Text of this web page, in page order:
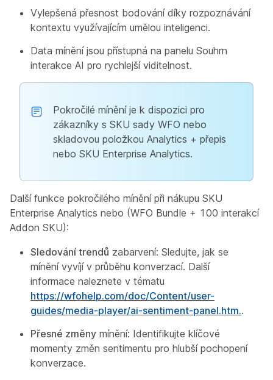
Vylepšená přesnost bodování díky rozpoznávání
kontextu využívajícím umělou inteligenci.
Data mínění jsou přístupná na panelu Souhrn
interakce AI pro rychlejší viditelnost.
Pokročilé mínění je k dispozici pro
zákazníky s SKU sady WFO nebo
skladovou položkou Analytics + přepis
nebo SKU Enterprise Analytics.
Další funkce pokročilého mínění při nákupu SKU
Enterprise Analytics nebo (WFO Bundle + 100 interakcí
Addon SKU):
Sledování trendů zabarvení: Sledujte, jak se
mínění vyvíjí v průběhu konverzací. Další
informace naleznete v tématu
https://wfohelp.com/doc/Content/user-
guides/media-player/ai-sentiment-panel.htm..
Přesné změny mínění: Identifikujte klíčové
momenty změn sentimentu pro hlubší pochopení
konverzace.